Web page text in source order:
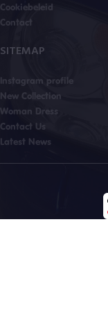
Cookiebeleid
Contact
SITEMAP
Instagram profile
New Collection
Woman Dress
Contact Us
Latest News